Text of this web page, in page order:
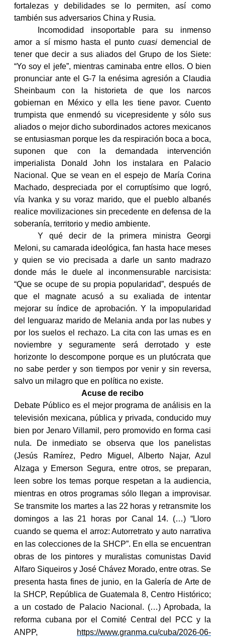
fortalezas y debilidades se lo permiten, así como
también sus adversarios China y Rusia.
Incomodidad insoportable para su inmenso
amor a sí mismo hasta el puntocuasi demencial de
tener que decir a sus aliados del Grupo de los Siete:
“Yo soy el jefe”, mientras caminaba entre ellos. O bien
pronunciar ante el G-7 la enésima agresión a Claudia
Sheinbaum con la historieta de que los narcos
gobiernan en México y ella les tiene pavor. Cuento
trumpista que enmendó su vicepresidente y sólo sus
aliados o mejor dicho subordinados actores mexicanos
se entusiasman porque les da respiración boca a boca,
suponen que con la demandada intervención
imperialista Donald John los instalara en Palacio
Nacional. Que se vean en el espejo de María Corina
Machado, despreciada por el corruptísimo que logró,
vía Ivanka y su voraz marido, que el pueblo albanés
realice movilizaciones sin precedente en defensa de la
soberanía, territorio y medio ambiente.
Y qué decir de la primera ministra Georgi
Meloni, su camarada ideológica, fan hasta hace meses
y quien se vio precisada a darle un santo madrazo
donde más le duele al inconmensurable narcisista:
“Que se ocupe de su propia popularidad”, después de
que el magnate acusó a su exaliada de intentar
mejorar su índice de aprobación. Y la impopularidad
del lenguaraz marido de Melania anda por las nubes y
por los suelos el rechazo. La cita con las urnas es en
noviembre y seguramente será derrotado y este
horizonte lo descompone porque es un plutócrata que
no sabe perder y son tiempos por venir y sin reversa,
salvo un milagro que en política no existe.
Acuse de recibo
Debate Público es el mejor programa de análisis en la
televisión mexicana, pública y privada, conducido muy
bien por Jenaro Villamil, pero promovido en forma casi
nula. De inmediato se observa que los panelistas
(Jesús Ramírez, Pedro Miguel, Alberto Najar, Azul
Alzaga y Emerson Segura, entre otros, se preparan,
leen sobre los temas porque respetan a la audiencia,
mientras en otros programas sólo llegan a improvisar.
Se transmite los martes a las 22 horas y retransmite los
domingos a las 21 horas por Canal 14. (…) “Lloro
cuando se quema el arroz: Autorretrato y auto narrativa
en las colecciones de la SHCP”. En ella se encuentran
obras de los pintores y muralistas comunistas David
Alfaro Siqueiros y José Chávez Morado, entre otras. Se
presenta hasta fines de junio, en la Galería de Arte de
la SHCP, República de Guatemala 8, Centro Histórico;
a un costado de Palacio Nacional. (…) Aprobada, la
reforma cubana por el Comité Central del PCC y la
ANPP,
https://www.granma.cu/cuba/2026-06-